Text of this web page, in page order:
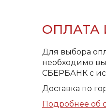
ОПЛАТА
Для выбора
необходимо
СБЕРБАНК с
Доставка по
Подробнее об